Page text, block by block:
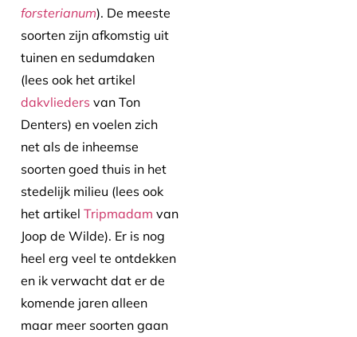
forsterianum). De meeste
soorten zijn afkomstig uit
tuinen en sedumdaken
(lees ook het artikel
dakvlieders van Ton
Denters) en voelen zich
net als de inheemse
soorten goed thuis in het
stedelijk milieu (lees ook
het artikel Tripmadam van
Joop de Wilde). Er is nog
heel erg veel te ontdekken
en ik verwacht dat er de
komende jaren alleen
maar meer soorten gaan